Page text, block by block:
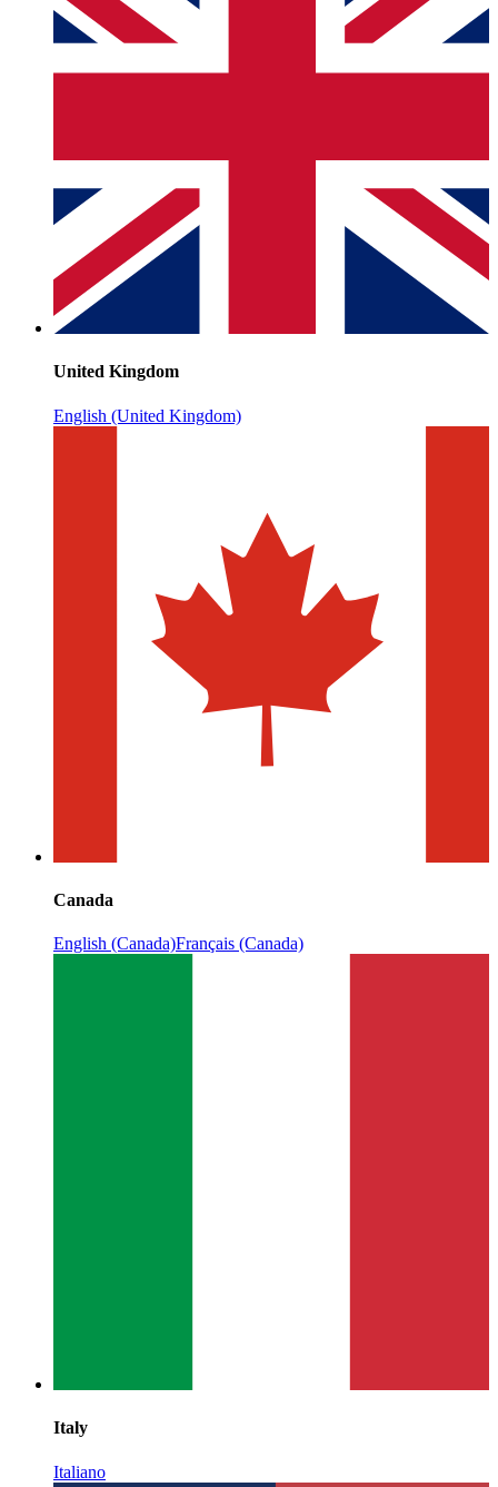
United Kingdom
English (United Kingdom)
Canada
English (Canada)Français (Canada)
Italy
Italiano